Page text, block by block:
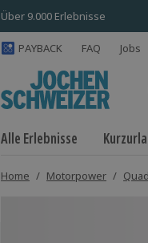
Über 9.000 Erlebnisse
PAYBACK FAQ Jobs
Alle Erlebnisse
Home / Motorpower /